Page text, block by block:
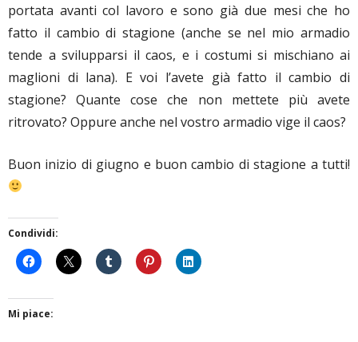
portata avanti col lavoro e sono già due mesi che ho
fatto il cambio di stagione (anche se nel mio armadio
tende a svilupparsi il caos, e i costumi si mischiano ai
maglioni di lana). E voi l’avete già fatto il cambio di
stagione? Quante cose che non mettete più avete
ritrovato? Oppure anche nel vostro armadio vige il caos?
Buon inizio di giugno e buon cambio di stagione a tutti!
Condividi:
Mi piace: